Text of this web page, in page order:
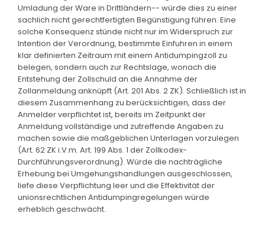
Umladung der Ware in Drittländern-- würde dies zu einer
sachlich nicht gerechtfertigten Begünstigung führen. Eine
solche Konsequenz stünde nicht nur im Widerspruch zur
Intention der Verordnung, bestimmte Einfuhren in einem
klar definierten Zeitraum mit einem Antidumpingzoll zu
belegen, sondern auch zur Rechtslage, wonach die
Entstehung der Zollschuld an die Annahme der
Zollanmeldung anknüpft (Art. 201 Abs. 2 ZK). Schließlich ist in
diesem Zusammenhang zu berücksichtigen, dass der
Anmelder verpflichtet ist, bereits im Zeitpunkt der
Anmeldung vollständige und zutreffende Angaben zu
machen sowie die maßgeblichen Unterlagen vorzulegen
(Art. 62 ZK i.V.m. Art. 199 Abs. 1 der Zollkodex-
Durchführungsverordnung). Würde die nachträgliche
Erhebung bei Umgehungshandlungen ausgeschlossen,
liefe diese Verpflichtung leer und die Effektivität der
unionsrechtlichen Antidumpingregelungen würde
erheblich geschwächt.